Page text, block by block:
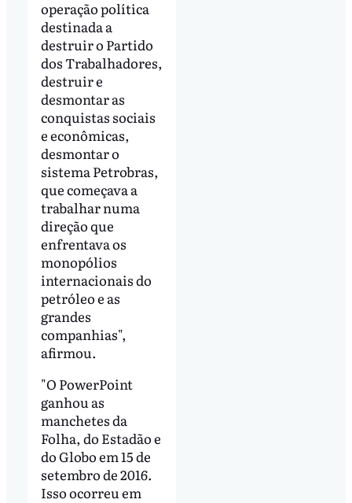
operação política
destinada a
destruir o Partido
dos Trabalhadores,
destruir e
desmontar as
conquistas sociais
e econômicas,
desmontar o
sistema Petrobras,
que começava a
trabalhar numa
direção que
enfrentava os
monopólios
internacionais do
petróleo e as
grandes
companhias",
afirmou.
"O PowerPoint
ganhou as
manchetes da
Folha, do Estadão e
do Globo em 15 de
setembro de 2016.
Isso ocorreu em